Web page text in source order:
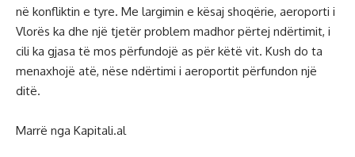
në konfliktin e tyre. Me largimin e kësaj shoqërie, aeroporti i
Vlorës ka dhe një tjetër problem madhor përtej ndërtimit, i
cili ka gjasa të mos përfundojë as për këtë vit. Kush do ta
menaxhojë atë, nëse ndërtimi i aeroportit përfundon një
ditë.
Marrë nga Kapitali.al